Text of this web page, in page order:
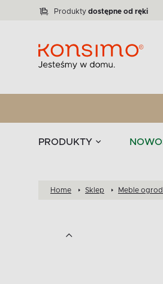
Produkty dostępne od ręki
PRODUKTY
Kolekcja narożników
VICTO Liczba
ELEGANT Liczba
Home Sklep Meble